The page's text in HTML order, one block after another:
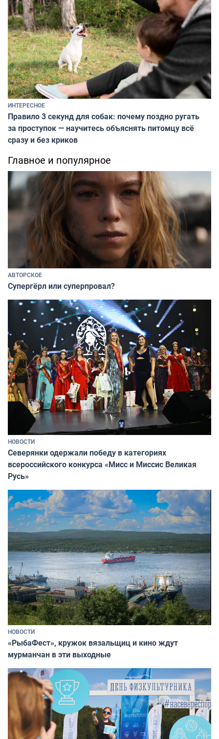
ИНТЕРЕСНОЕ
Правило 3 секунд для собак: почему поздно ругать
за проступок — научитесь объяснять питомцу всё
сразу и без криков
Главное и популярное
АВТОРСКОЕ
Супергёрл или суперпровал?
НОВОСТИ
Северянки одержали победу в категориях
всероссийского конкурса «Мисс и Миссис Великая
Русь»
НОВОСТИ
«РыбаФест», кружок вязальщиц и кино ждут
мурманчан в эти выходные